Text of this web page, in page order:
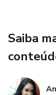
Saiba